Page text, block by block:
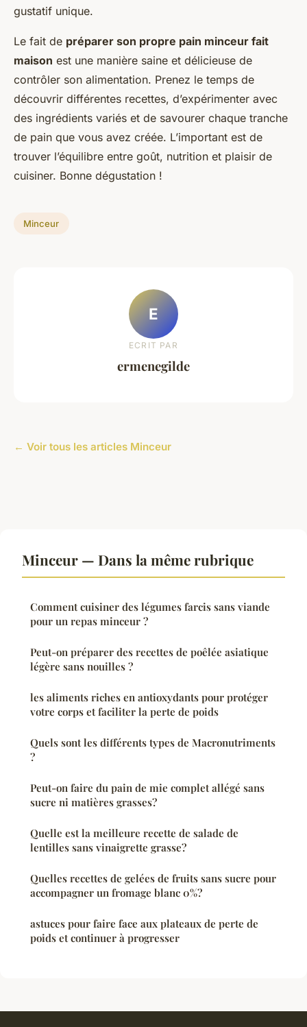
gustatif unique.
Le fait de préparer son propre pain minceur fait
maison est une manière saine et délicieuse de
contrôler son alimentation. Prenez le temps de
découvrir différentes recettes, d’expérimenter avec
des ingrédients variés et de savourer chaque tranche
de pain que vous avez créée. L’important est de
trouver l’équilibre entre goût, nutrition et plaisir de
cuisiner. Bonne dégustation !
Minceur
E
ECRIT PAR
ermenegilde
← Voir tous les articles Minceur
Minceur — Dans la même rubrique
Comment cuisiner des légumes farcis sans viande
pour un repas minceur ?
Peut-on préparer des recettes de poêlée asiatique
légère sans nouilles ?
les aliments riches en antioxydants pour protéger
votre corps et faciliter la perte de poids
Quels sont les différents types de Macronutriments
?
Peut-on faire du pain de mie complet allégé sans
sucre ni matières grasses?
Quelle est la meilleure recette de salade de
lentilles sans vinaigrette grasse?
Quelles recettes de gelées de fruits sans sucre pour
accompagner un fromage blanc 0%?
astuces pour faire face aux plateaux de perte de
poids et continuer à progresser